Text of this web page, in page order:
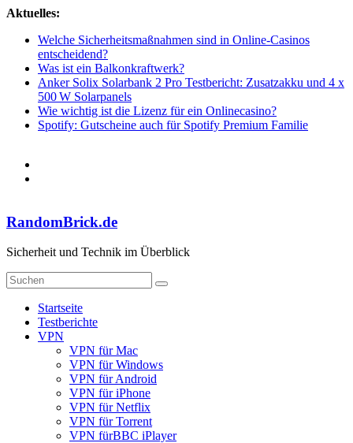
Zum
springen
Aktuelles:
Welche Sicherheitsmaßnahmen sind in Online-Casinos
entscheidend?
Was ist ein Balkonkraftwerk?
Anker Solix Solarbank 2 Pro Testbericht: Zusatzakku und 4 x
500 W Solarpanels
Wie wichtig ist die Lizenz für ein Onlinecasino?
Spotify: Gutscheine auch für Spotify Premium Familie
RandomBrick.de
Sicherheit und Technik im Überblick
Startseite
Testberichte
VPN
VPN für Mac
VPN für Windows
VPN für Android
VPN für iPhone
VPN für Netflix
VPN für Torrent
VPN fürBBC iPlayer